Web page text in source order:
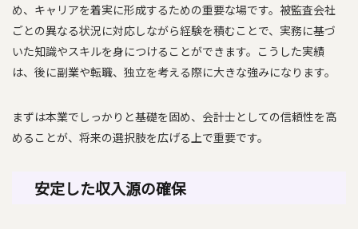
め、キャリアを着実に形成するための重要な場です。被監査会社
ごとの異なる状況に対応しながら経験を積むことで、実務に基づ
いた知識やスキルを身につけることができます。こうした実績
は、後に副業や転職、独立を考える際に大きな強みになります。
まずは本業でしっかりと基礎を固め、会計士としての信頼性を高
めることが、将来の選択肢を広げる上で重要です。
安定した収入源の確保